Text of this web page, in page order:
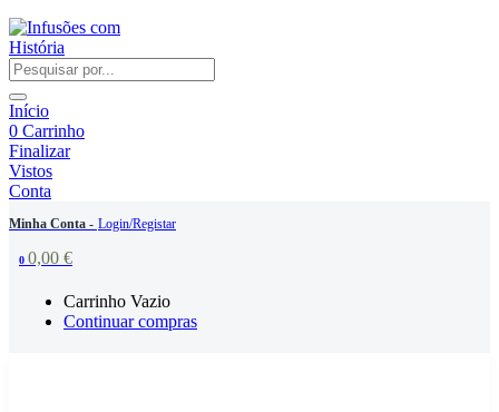
Início
0 Carrinho
Finalizar
Vistos
Conta
Minha Conta - Login/Registar
0 0,00 €
Carrinho Vazio
Continuar compras